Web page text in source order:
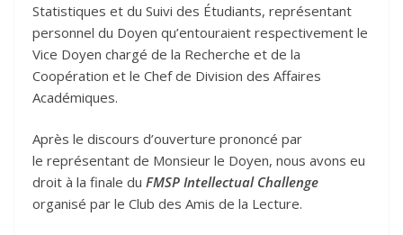
Statistiques et du Suivi des Étudiants, représentant
personnel du Doyen qu’entouraient respectivement le
Vice Doyen chargé de la Recherche et de la
Coopération et le Chef de Division des Affaires
Académiques.
Après le discours d’ouverture prononcé par
le représentant de Monsieur le Doyen, nous avons eu
droit à la finale du FMSP Intellectual Challenge
organisé par le Club des Amis de la Lecture.